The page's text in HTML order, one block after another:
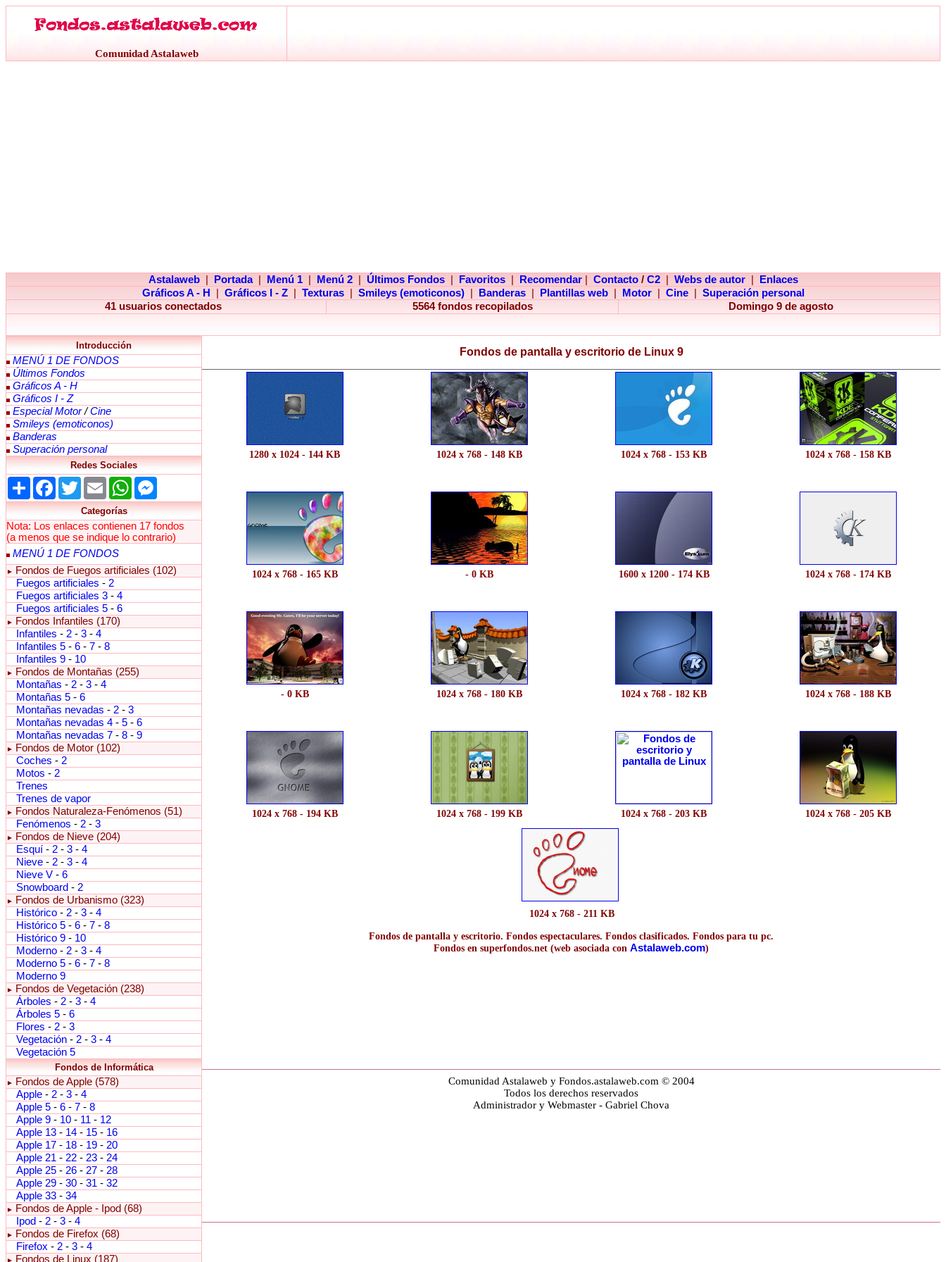
Comunidad Astalaweb
Astalaweb Portada Menú 1 Menú 2 Últimos Fondos Favoritos Recomendar Contacto/ C2 Webs de autor
Enlaces
Gráficos A - H
Gráficos I - Z Texturas Smileys (emoticonos) Banderas Plantillas web Motor| Cine
Superación personal
41 usuarios conectados
5564 fondos recopilados Domingo 9 de agosto
Introducción
MENÚ 1 DE FONDOS
Últimos Fondos
Gráficos A - H
Gráficos I - Z
Especial Motor/Cine
Smileys (emoticonos)
Banderas
Superación personal
Redes Sociales
Share Facebook
TwitterEmail WhatsApp
Categorías
Nota: Los enlaces contienen 17 fondos
(a menos que se indique lo contrario)
MENÚ 1 DE FONDOS
►
Fondos de Fuegos artificiales (102)
Fuegos artificiales - 2
Fuegos artificiales 3 - 4
Fuegos artificiales 5 - 6
►
Fondos Infantiles (170)
Infantiles - 2 - 3 - 4
Infantiles 5 - 6 - 7 - 8
Infantiles 9 - 10
►
Fondos de Montañas (255)
Montañas - 2 - 3 - 4
Montañas 5 - 6
Montañas nevadas - 2 - 3
Montañas nevadas 4 - 5 - 6
Montañas nevadas 7 - 8 - 9
►
Fondos de Motor (102)
Coches - 2
Motos - 2
Trenes
Trenes de vapor
►
Fondos Naturaleza-Fenómenos (51)
Fenómenos - 2 - 3
►
Fondos de Nieve (204)
Esquí - 2 - 3 - 4
Nieve - 2 - 3 - 4
Nieve V - 6
Snowboard - 2
►
Fondos de Urbanismo (323)
Histórico - 2 - 3 - 4
Histórico 5 - 6 - 7 - 8
Histórico 9 - 10
Moderno - 2 - 3 - 4
Moderno 5 - 6 - 7 - 8
Moderno 9
►
Fondos de Vegetación (238)
Árboles - 2 - 3 - 4
Árboles 5 - 6
Flores - 2 - 3
Vegetación - 2 - 3 - 4
Vegetación 5
Fondos de Informática
►
Fondos de Apple (578)
Apple - 2 - 3 - 4
Apple 5 - 6 - 7 - 8
Apple 9 - 10 - 11 - 12
Apple 13 - 14 - 15 - 16
Apple 17 - 18 - 19 - 20
Apple 21 - 22 - 23 - 24
Apple 25 - 26 - 27 - 28
Apple 29 - 30 - 31 - 32
Apple 33 - 34
►
Fondos de Apple - Ipod (68)
Ipod - 2 - 3 - 4
►
Fondos de Firefox (68)
Firefox - 2 - 3 - 4
► Fondos de Linux (187)
Fondos de pantalla y escritorio de Linux 9
1280 x 1024 - 144 KB 1024 x 768 - 148 KB 1024 x 768 - 153 KB 1024 x 768 - 158 KB
1024 x 768 - 165 KB - 0 KB 1600 x 1200 - 174 KB 1024 x 768 - 174 KB
- 0 KB 1024 x 768 - 180 KB 1024 x 768 - 182 KB 1024 x 768 - 188 KB
1024 x 768 - 194 KB 1024 x 768 - 199 KB 1024 x 768 - 203 KB 1024 x 768 - 205 KB
1024 x 768 - 211 KB
Fondos de pantalla y escritorio. Fondos espectaculares. Fondos clasificados. Fondos para tu pc.
Fondos en superfondos.net (web asociada con Astalaweb.com)
Comunidad Astalaweb y Fondos.astalaweb.com © 2004
Todos los derechos reservados
Administrador y Webmaster - Gabriel Chova